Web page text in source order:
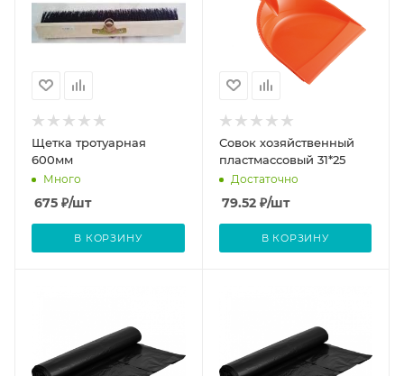
Щетка тротуарная
600мм
Много
675 ₽/шт
В КОРЗИНУ
Совок хозяйственный
пластмассовый 31*25
Достаточно
79.52₽/шт
В КОРЗИНУ